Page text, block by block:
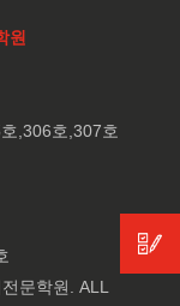
원
,306호,307호
문학원. ALL